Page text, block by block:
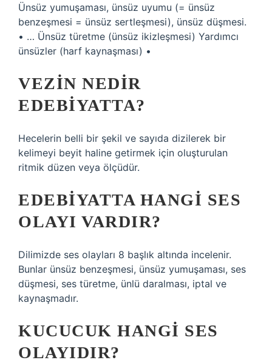
Ünsüz yumuşaması, ünsüz uyumu (= ünsüz
benzeşmesi = ünsüz sertleşmesi), ünsüz düşmesi.
• … Ünsüz türetme (ünsüz ikizleşmesi) Yardımcı
ünsüzler (harf kaynaşması) •
VEZIN NEDIR
EDEBIYATTA?
Hecelerin belli bir şekil ve sayıda dizilerek bir
kelimeyi beyit haline getirmek için oluşturulan
ritmik düzen veya ölçüdür.
EDEBIYATTA HANGI SES
OLAYI VARDIR?
Dilimizde ses olayları 8 başlık altında incelenir.
Bunlar ünsüz benzeşmesi, ünsüz yumuşaması, ses
düşmesi, ses türetme, ünlü daralması, iptal ve
kaynaşmadır.
KUCUCUK HANGI SES
OLAYIDIR?